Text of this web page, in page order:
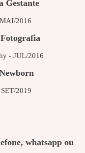
Gestante
2016
- JUL/2016
2019
whatsapp ou